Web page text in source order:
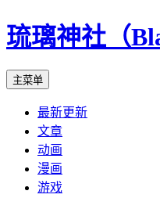
琉璃神社（
搜
主菜单
正
文
最新更新
文章
动画
漫画
游戏